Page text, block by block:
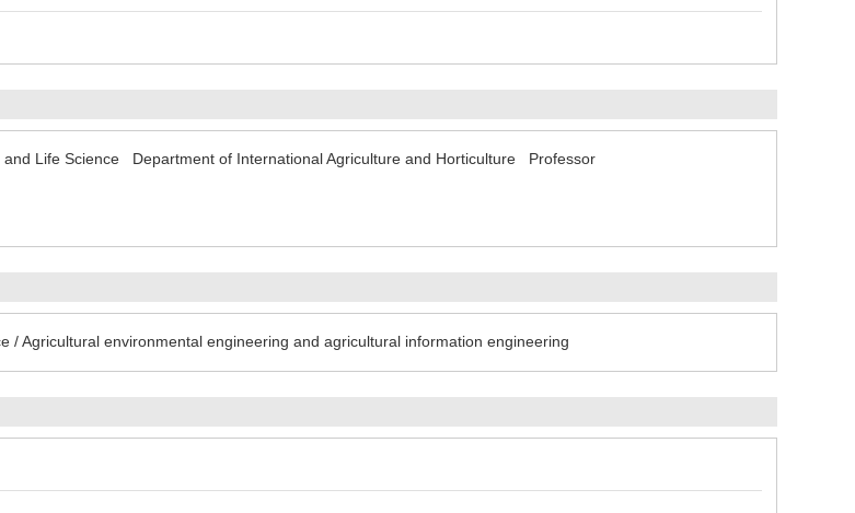
Life Science Department of International Agriculture and Horticulture Professor
/ Agricultural environmental engineering and agricultural information engineering